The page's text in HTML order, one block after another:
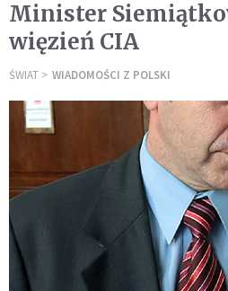
Minister
więzień CIA
ŚWIAT WIADOMOŚCI Z POLSKI